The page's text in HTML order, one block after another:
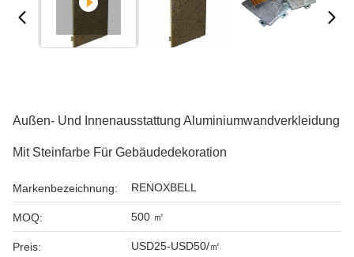
Außen- Und Innenausstattung Aluminiumwandverkleidung
Mit Steinfarbe Für Gebäudedekoration
Markenbezeichnung: RENOXBELL
MOQ: 500 ㎡
Preis: USD25-USD50/㎡